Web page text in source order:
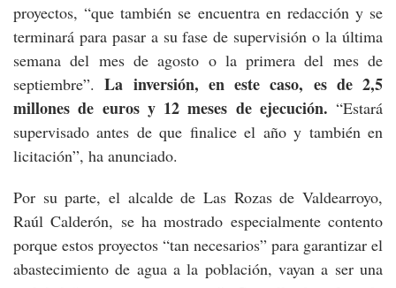
proyectos, “que también se encuentra en redacción y se
terminará para pasar a su fase de supervisión o la última
semana del mes de agosto o la primera del mes de
septiembre”. La inversión, en este caso, es de 2,5
millones de euros y 12 meses de ejecución. “Estará
supervisado antes de que finalice el año y también en
licitación”, ha anunciado.
Por su parte, el alcalde de Las Rozas de Valdearroyo,
Raúl Calderón, se ha mostrado especialmente contento
porque estos proyectos “tan necesarios” para garantizar el
abastecimiento de agua a la población, vayan a ser una